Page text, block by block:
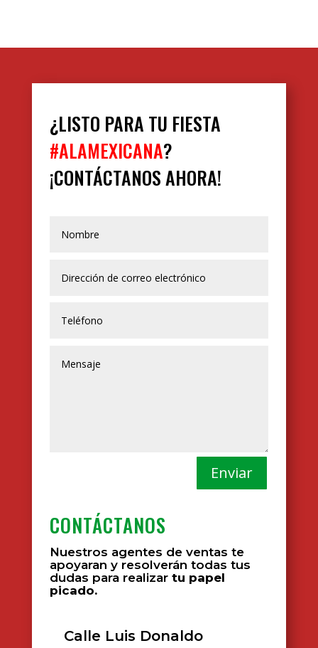
¿LISTO PARA TU FIESTA
#ALAMEXICANA?
¡CONTÁCTANOS AHORA!
Enviar
CONTÁCTANOS
Nuestros agentes de ventas te
apoyaran y resolverán todas tus
dudas para realizartu papel
picado.
Calle Luis Donaldo